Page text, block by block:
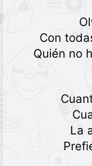
Con
Quién no
La